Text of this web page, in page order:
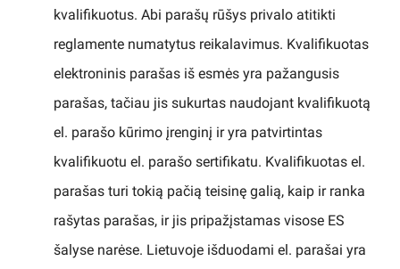
kvalifikuotus. Abi parašų rūšys privalo atitikti
reglamente numatytus reikalavimus. Kvalifikuotas
elektroninis parašas iš esmės yra pažangusis
parašas, tačiau jis sukurtas naudojant kvalifikuotą
el. parašo kūrimo įrenginį ir yra patvirtintas
kvalifikuotu el. parašo sertifikatu. Kvalifikuotas el.
parašas turi tokią pačią teisinę galią, kaip ir ranka
rašytas parašas, ir jis pripažįstamas visose ES
šalyse narėse. Lietuvoje išduodami el. parašai yra